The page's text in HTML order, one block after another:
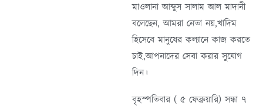
মাওলানা আব্দুস সালাম আল মাদানী
বলেছেন, আমরা নেতা নয়,খাদিম
হিসেবে মানুষের কল্যানে কাজ করতে
চাই,আপনাদের সেবা করার সুযোগ
দিন।
বৃহস্পতিবার ( ৫ ফেব্রুয়ারি) সন্ধা ৭